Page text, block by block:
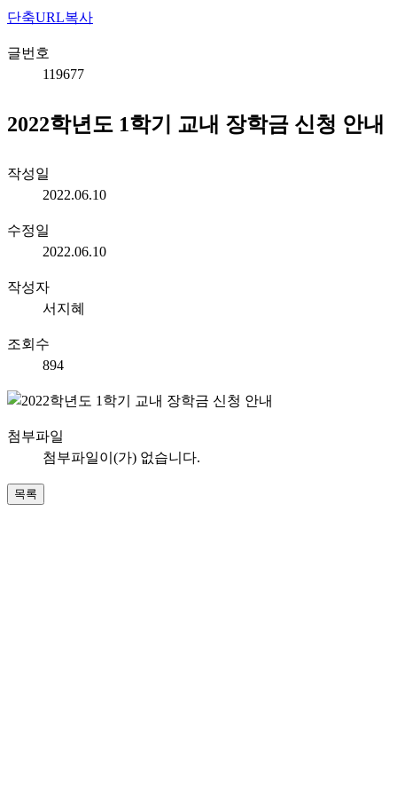
단축URL복사
글번호
119677
2022학년도 1학기 교내 장학금 신청 안내
작성일
2022.06.10
수정일
2022.06.10
작성자
서지혜
조회수
894
첨부파일
첨부파일이(가) 없습니다.